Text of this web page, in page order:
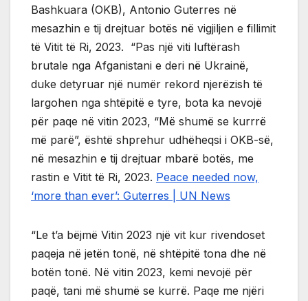
Bashkuara (OKB), Antonio Guterres në
mesazhin e tij drejtuar botës në vigjiljen e fillimit
të Vitit të Ri, 2023. “Pas një viti luftërash
brutale nga Afganistani e deri në Ukrainë,
duke detyruar një numër rekord njerëzish të
largohen nga shtëpitë e tyre, bota ka nevojë
për paqe në vitin 2023, “Më shumë se kurrrë
më parë”, është shprehur udhëheqsi i OKB-së,
në mesazhin e tij drejtuar mbarë botës, me
rastin e Vitit të Ri, 2023. Peace needed now,
‘more than ever’: Guterres | UN News
“Le t’a bëjmë Vitin 2023 një vit kur rivendoset
paqeja në jetën tonë, në shtëpitë tona dhe në
botën tonë. Në vitin 2023, kemi nevojë për
paqë, tani më shumë se kurrë. Paqe me njëri